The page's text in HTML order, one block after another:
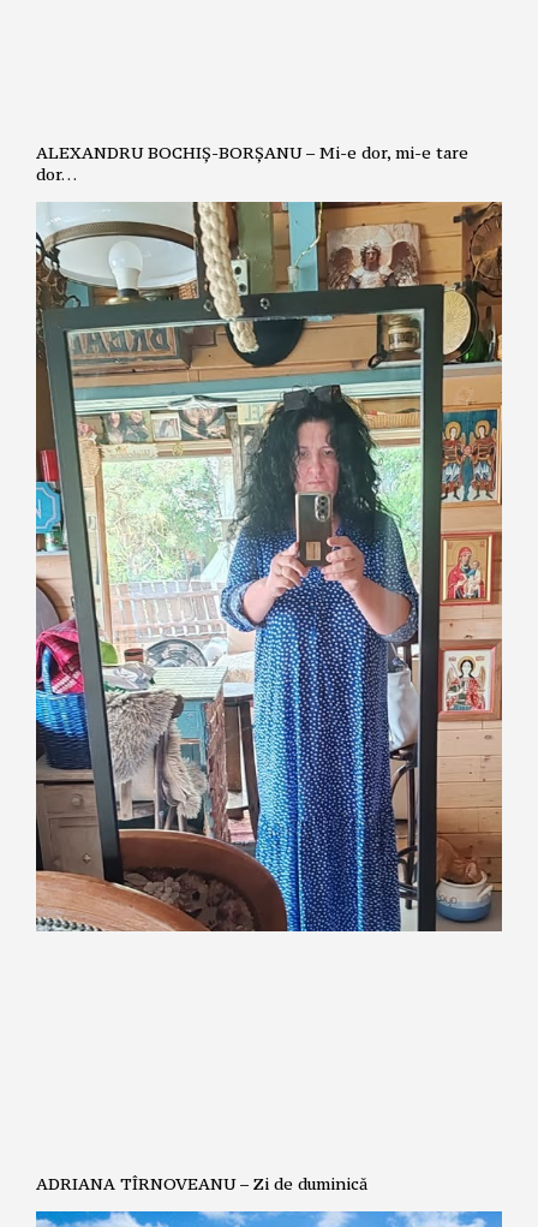
ALEXANDRU BOCHIȘ-BORȘANU – Mi-e dor, mi-e tare
dor…
ADRIANA TÎRNOVEANU – Zi de duminică